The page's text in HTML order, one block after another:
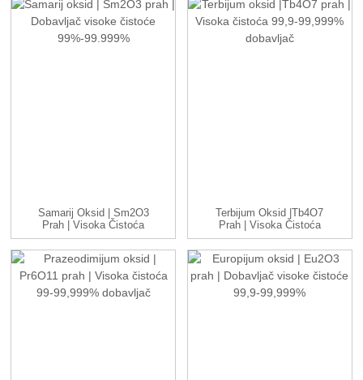
Samarij Oksid | Sm2O3
Prah | Visoka Čistoća
99%...
Terbijum Oksid |Tb4O7
Prah | Visoka Čistoća
99.9-9...